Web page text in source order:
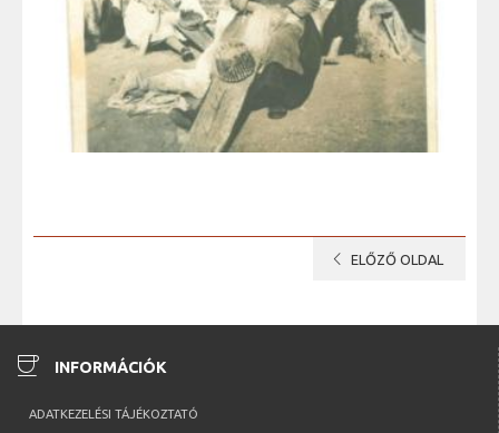
chevron_left ELŐZŐ OLDAL
coffee INFORMÁCIÓK
ADATKEZELÉSI TÁJÉKOZTATÓ